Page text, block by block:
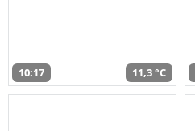
10:17 11,3 °C